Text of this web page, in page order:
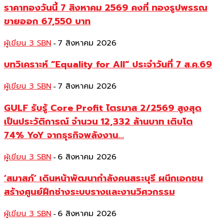
ราคาทองวันนี้ 7 สิงหาคม 2569 คงที่ ทองรูปพรรณ
ขายออก 67,550 บาท
ผู้เขียน 3 SBN - 7 สิงหาคม 2026
บทวิเคราะห์ “Equality for All” ประจำวันที่ 7 ส.ค.69
ผู้เขียน 3 SBN - 7 สิงหาคม 2026
GULF รับรู้ Core Profit ไตรมาส 2/2569 สูงสุด
เป็นประวัติการณ์ จำนวน 12,332 ล้านบาท เติบโต
74% YoY จากธุรกิจพลังงาน...
ผู้เขียน 3 SBN - 6 สิงหาคม 2026
‘สมาสภ์’ เดินหน้าพัฒนากำลังคนสระบุรี ผนึกเอกชน
สร้างศูนย์ฝึกช่างระบบรางและงานวิศวกรรม
ผู้เขียน 3 SBN - 6 สิงหาคม 2026